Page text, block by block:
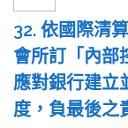
32. 依國際清
會所訂「內部
應對銀行建立
度，負最後之